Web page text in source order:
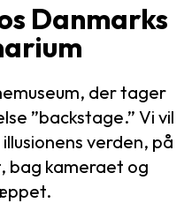
Danmarks
der tager
”backstage.” Vi vil
verden, på
bag kameraet og